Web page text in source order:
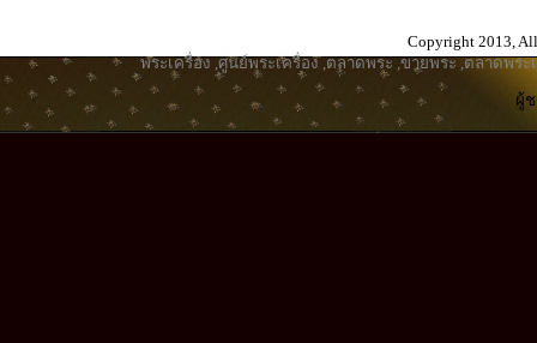
Copyright 2013,
พระเครื่อง ,ศูนย์พระเครื่อง,ตลาดพระ ,ขายพระ ,ตลาดพระ
ผู้